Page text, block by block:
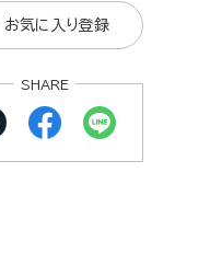
お気に入り登録
SHARE